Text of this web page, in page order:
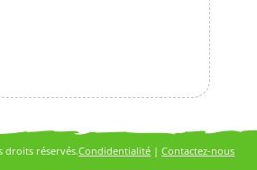
Condidentialité |Contactez-nous
droits réservés.